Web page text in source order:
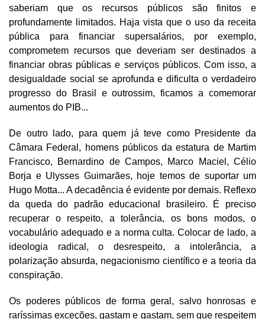
saberiam que os recursos públicos são finitos e
profundamente limitados. Haja vista que o uso da receita
pública para financiar supersalários, por exemplo,
comprometem recursos que deveriam ser destinados a
financiar obras públicas e serviços públicos. Com isso, a
desigualdade social se aprofunda e dificulta o verdadeiro
progresso do Brasil e outrossim, ficamos a comemorar
aumentos do PIB...
De outro lado, para quem já teve como Presidente da
Câmara Federal, homens públicos da estatura de Martim
Francisco, Bernardino de Campos, Marco Maciel, Célio
Borja e Ulysses Guimarães, hoje temos de suportar um
Hugo Motta... A decadência é evidente por demais. Reflexo
da queda do padrão educacional brasileiro. É preciso
recuperar o respeito, a tolerância, os bons modos, o
vocabulário adequado e a norma culta. Colocar de lado, a
ideologia radical, o desrespeito, a intolerância, a
polarização absurda, negacionismo científico e a teoria da
conspiração.
Os poderes públicos de forma geral, salvo honrosas e
raríssimas exceções, gastam e gastam, sem que respeitem